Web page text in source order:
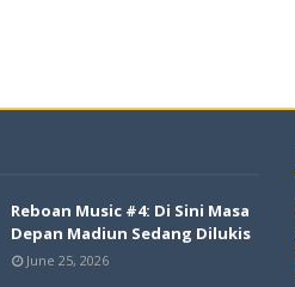
Reboan Music #4: Di Sini Masa
Depan Madiun Sedang Dilukis
June 25, 2026